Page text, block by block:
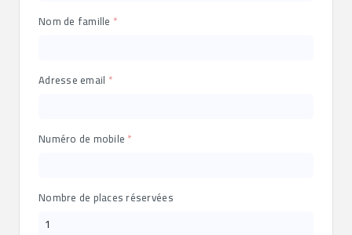
Nom de famille
Adresse email
Numéro de mobile
Nombre de places réservées